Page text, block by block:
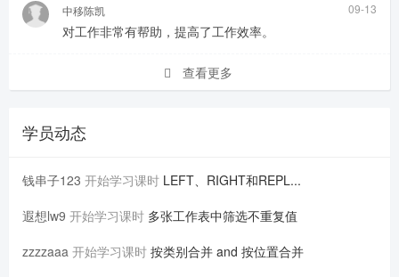
中移陈凯 09-13
对工作非常有帮助，提高了工作效率。
查看更多
学员动态
钱串子123 开始学习课时 LEFT、RIGHT和REPL...
遐想lw9 开始学习课时 多张工作表中筛选不重复值
zzzzaaa 开始学习课时 按类别合并 and 按位置合并